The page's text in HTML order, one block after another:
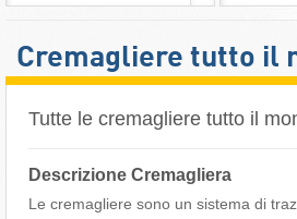
Cremagliere tutto il
Tutte le cremagliere tutto il
Descrizione Cremagliera
Le cremagliere sono un sistema di